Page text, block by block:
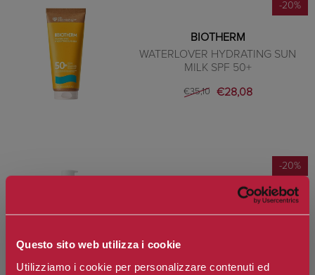
Questo sito web utilizza i cookie
Utilizziamo i cookie per personalizzare contenuti ed
-20%
BIOTHERM
WATERLOVER HYDRATING SUN
MILK SPF 50+
€35,10 €28,08
-20%
BIOTHERM
WATERLOVER LATTE SOLARE SPF